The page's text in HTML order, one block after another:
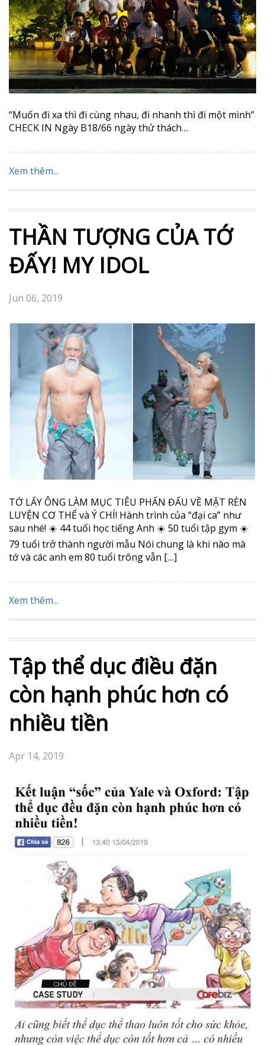
“Muốn đi xa thì đi cùng nhau, đi nhanh thì đi một mình”
CHECK IN Ngày B18/66 ngày thử thách…
Xem thêm...
THẦN TƯỢNG CỦA TỚ
ĐẤY! MY IDOL
Jun 06, 2019
TỚ LẤY ÔNG LÀM MỤC TIÊU PHẤN ĐẤU VỀ MẶT RÈN
LUYỆN CƠ THỂ và Ý CHÍ! Hành trình của “đại ca” như
sau nhé! ☀️ 44 tuổi học tiếng Anh ☀️ 50 tuổi tập gym ☀️
79 tuổi trở thành người mẫu Nói chung là khi nào mà
tớ và các anh em 80 tuổi trông vẫn […]
Xem thêm...
Tập thể dục điều đặn
còn hạnh phúc hơn có
nhiều tiền
Apr 14, 2019